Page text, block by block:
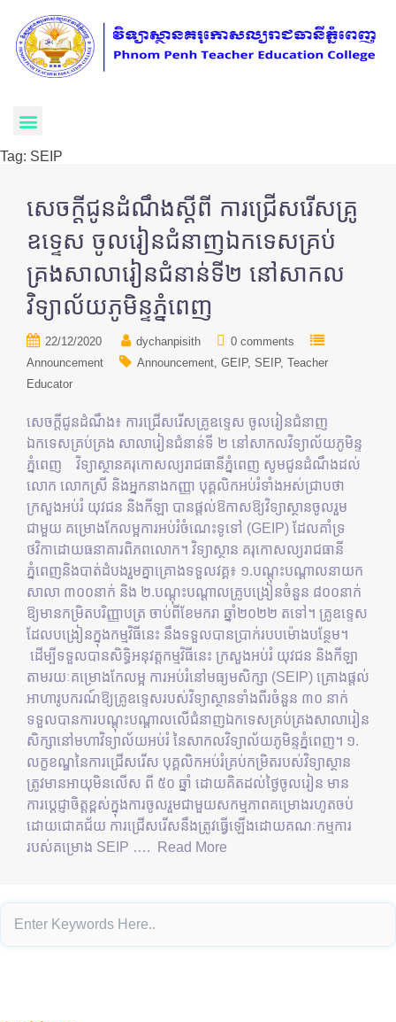
Tag: SEIP
សេចក្តីជូនដំណឹងស្តីពី ការជ្រើសរើសគ្រូ
ឧទ្ទេស ចូលរៀនជំនាញឯកទេសគ្រប់
គ្រងសាលារៀនជំនាន់ទី២ នៅសាកល
វិទ្យាល័យភូមិន្ទភ្នំពេញ
22/12/2020 dychanpisith
0 comments
Announcement
Announcement GEIP SEIP Teacher
Educator
សេចក្តីជូនដំណឹង៖ ការជ្រើសរើសគ្រូឧទ្ទេស ចូលរៀនជំនាញ
ឯកទេសគ្រប់គ្រង សាលារៀនជំនាន់ទី ២ នៅសាកលវិទ្យាល័យភូមិន្ទ
ភ្នំពេញ វិទ្យាស្ថានគរុកោសល្យរាជធានីភ្នំពេញ សូមជូនដំណឹងដល់
លោក លោកស្រី និងអ្នកនាងកញ្ញា បុគ្គលិកអប់រំទាំងអស់ជ្រាបថា
ក្រសួងអប់រំ យុវជន និងកីឡា បានផ្តល់ឱកាសឱ្យវិទ្យាស្ថានចូលរួម
ជាមួយ គម្រោងកែលម្អការអប់រំចំណេះទូទៅ (GEIP) ដែលគាំទ្រ
ថវិកាដោយធនាគារពិភពលោក។ វិទ្យាស្ថាន គរុកោសល្យរាជធានី
ភ្នំពេញនិងបាត់ដំបងរួមគ្នាគ្រោងទទួលវគ្គ៖ ១.បណ្តុះបណ្តាលនាយក
សាលា ៣០០នាក់ និង ២.បណ្តុះបណ្តាលគ្រូបង្រៀនចំនួន ៨០០នាក់
ឱ្យមានកម្រិតបរិញ្ញាបត្រ ចាប់ពីខែមករា ឆ្នាំ២០២២ តទៅ។ គ្រូឧទ្ទេស
ដែលបង្រៀនក្នុងកម្មវិធីនេះ នឹងទទួលបានប្រាក់របបម៉ោងបន្ថែម។
ដើម្បីទទួលបានសិទ្ធិអនុវត្តកម្មវិធីនេះ ក្រសួងអប់រំ យុវជន និងកីឡា
តាមរយៈគម្រោងកែលម្អ ការអប់រំនៅមធ្យមសិក្សា (SEIP) គ្រោងផ្តល់
អាហារូបករណ៍ឱ្យគ្រូឧទ្ទេសរបស់វិទ្យាស្ថានទាំងពីរចំនួន ៣០ នាក់
ទទួលបានការបណ្តុះបណ្តាលលើជំនាញឯកទេសគ្រប់គ្រងសាលារៀន
សិក្សានៅមហាវិទ្យាល័យអប់រំ នៃសាកលវិទ្យាល័យភូមិន្ទភ្នំពេញ។ ១.
លក្ខខណ្ឌនៃការជ្រើសរើស បុគ្គលិកអប់រំគ្រប់កម្រិតរបស់វិទ្យាស្ថាន
ត្រូវមានអាយុមិនលើស ពី ៥០ ឆ្នាំ ដោយគិតដល់ថ្ងៃចូលរៀន មាន
ការប្តេជ្ញាចិត្តខ្ពស់ក្នុងការចូលរួមជាមួយសកម្មភាពគម្រោងរហូតចប់
ដោយជោគជ័យ ការជ្រើសរើសនឹងត្រូវធ្វើឡើងដោយគណៈកម្មការ
របស់គម្រោង SEIP ….
Read More